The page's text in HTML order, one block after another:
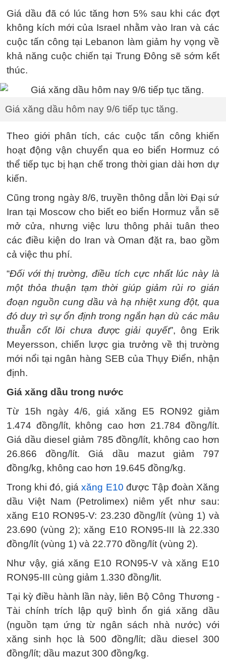
Giá dầu đã có lúc tăng hơn 5% sau khi các đợt
không kích mới của Israel nhằm vào Iran và các
cuộc tấn công tại Lebanon làm giảm hy vọng về
khả năng cuộc chiến tại Trung Đông sẽ sớm kết
thúc.
Giá xăng dầu hôm nay 9/6 tiếp tục tăng.
Theo giới phân tích, các cuộc tấn công khiến
hoạt động vận chuyển qua eo biển Hormuz có
thể tiếp tục bị hạn chế trong thời gian dài hơn dự
kiến.
Cũng trong ngày 8/6, truyền thông dẫn lời Đại sứ
Iran tại Moscow cho biết eo biển Hormuz vẫn sẽ
mở cửa, nhưng việc lưu thông phải tuân theo
các điều kiện do Iran và Oman đặt ra, bao gồm
cả việc thu phí.
“Đối với thị trường, điều tích cực nhất lúc này là
một thỏa thuận tạm thời giúp giảm rủi ro gián
đoạn nguồn cung dầu và hạ nhiệt xung đột, qua
đó duy trì sự ổn định trong ngắn hạn dù các mâu
thuẫn cốt lõi chưa được giải quyết”, ông Erik
Meyersson, chiến lược gia trưởng về thị trường
mới nổi tại ngân hàng SEB của Thụy Điển, nhận
định.
Giá xăng dầu trong nước
Từ 15h ngày 4/6, giá xăng E5 RON92 giảm
1.474 đồng/lít, không cao hơn 21.784 đồng/lít.
Giá dầu diesel giảm 785 đồng/lít, không cao hơn
26.866 đồng/lít. Giá dầu mazut giảm 797
đồng/kg, không cao hơn 19.645 đồng/kg.
Trong khi đó, giáxăng E10 được Tập đoàn Xăng
dầu Việt Nam (Petrolimex) niêm yết như sau:
xăng E10 RON95-V: 23.230 đồng/lít (vùng 1) và
23.690 (vùng 2); xăng E10 RON95-III là 22.330
đồng/lít (vùng 1) và 22.770 đồng/lít (vùng 2).
Như vậy, giá xăng E10 RON95-V và xăng E10
RON95-III cùng giảm 1.330 đồng/lit.
Tại kỳ điều hành lần này, liên Bộ Công Thương -
Tài chính trích lập quỹ bình ổn giá xăng dầu
(nguồn tạm ứng từ ngân sách nhà nước) với
xăng sinh học là 500 đồng/lít; dầu diesel 300
đồng/lít; dầu mazut 300 đồng/kg.